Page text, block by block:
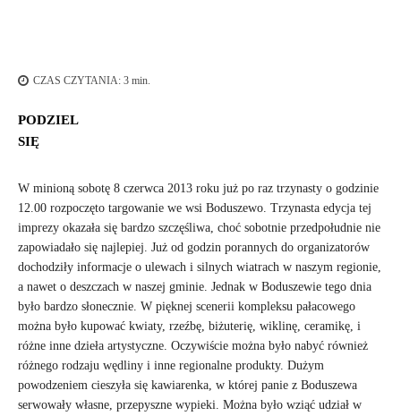
CZAS CZYTANIA: 3 min.
PODZIEL
SIĘ
W minioną sobotę 8 czerwca 2013 roku już po raz trzynasty o godzinie
12.00 rozpoczęto targowanie we wsi Boduszewo. Trzynasta edycja tej
imprezy okazała się bardzo szczęśliwa, choć sobotnie przedpołudnie nie
zapowiadało się najlepiej. Już od godzin porannych do organizatorów
dochodziły informacje o ulewach i silnych wiatrach w naszym regionie,
a nawet o deszczach w naszej gminie. Jednak w Boduszewie tego dnia
było bardzo słonecznie. W pięknej scenerii kompleksu pałacowego
można było kupować kwiaty, rzeźbę, biżuterię, wiklinę, ceramikę, i
różne inne dzieła artystyczne. Oczywiście można było nabyć również
różnego rodzaju wędliny i inne regionalne produkty. Dużym
powodzeniem cieszyła się kawiarenka, w której panie z Boduszewa
serwowały własne, przepyszne wypieki. Można było wziąć udział w